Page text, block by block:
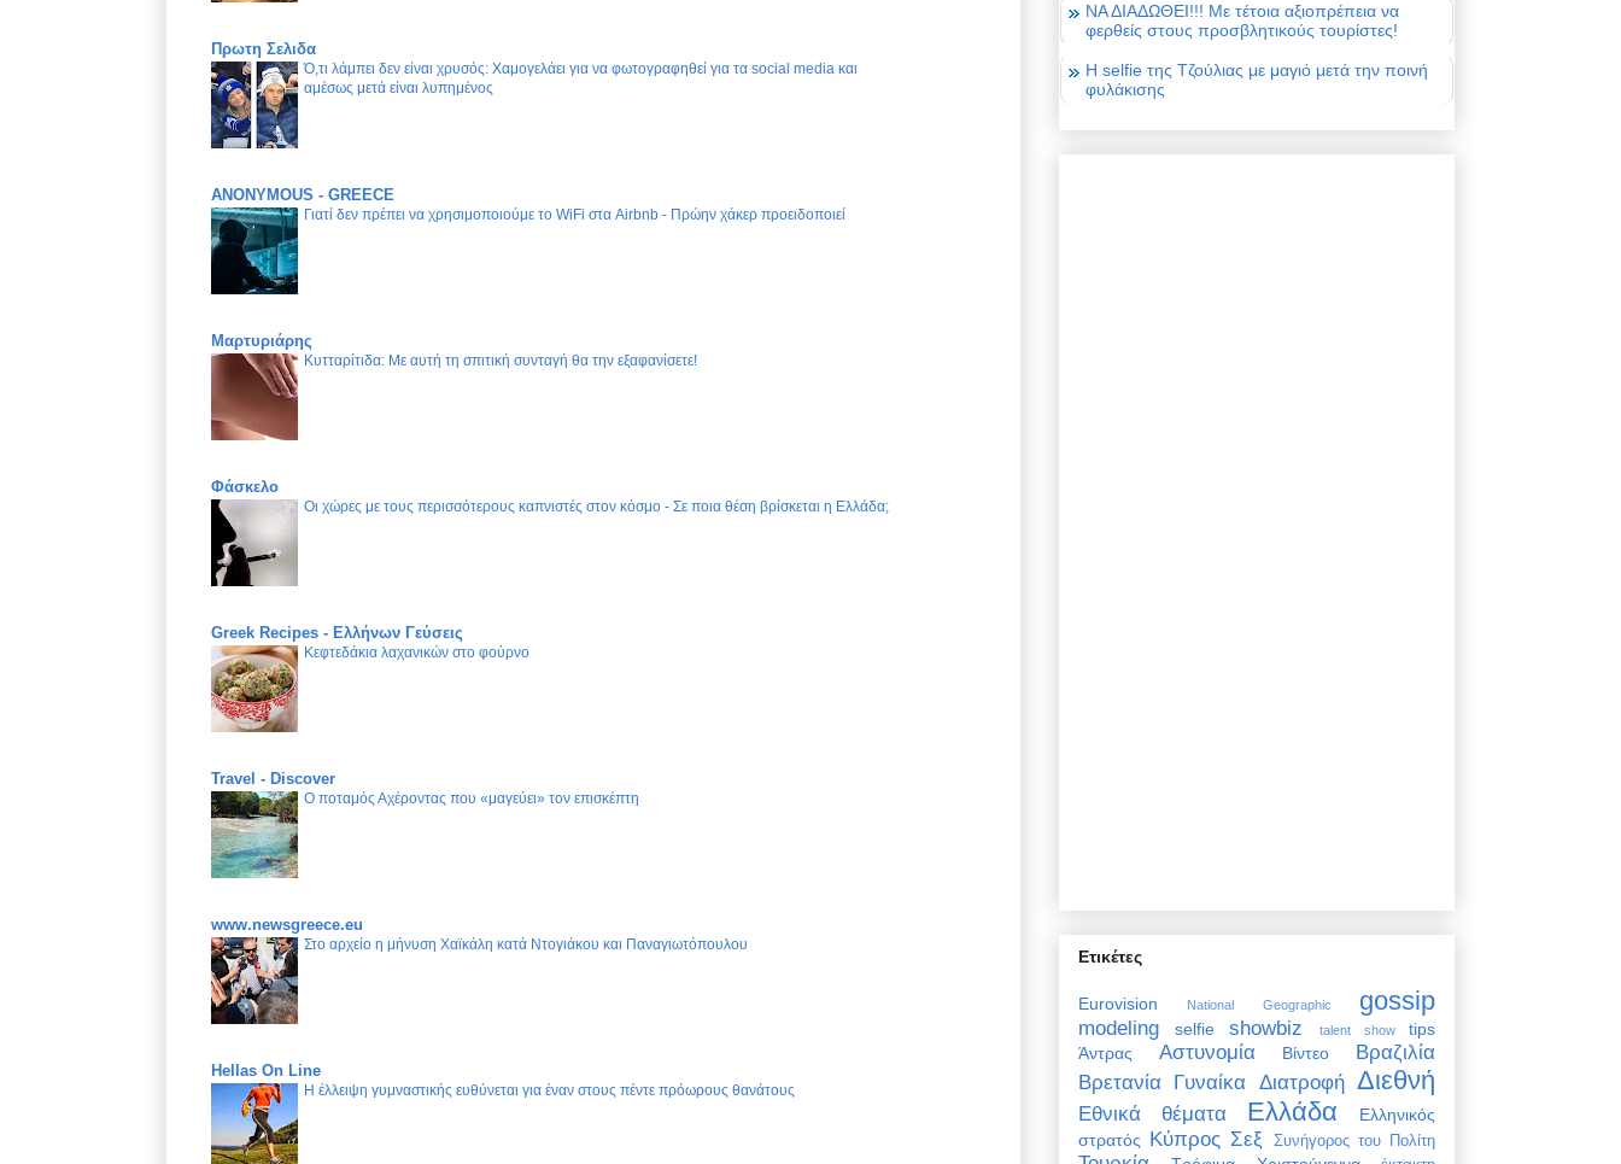
Πρωτη Σελιδα
Ό,τι λάμπει δεν είναι χρυσός: Χαμογελάει για να φωτογραφηθεί για τα social media και
αμέσως μετά είναι λυπημένος
ANONYMOUS - GREECE
Γιατί δεν πρέπει να χρησιμοποιούμε το WiFi στα Airbnb - Πρώην χάκερ προειδοποιεί
Μαρτυριάρης
Κυτταρίτιδα: Με αυτή τη σπιτική συνταγή θα την εξαφανίσετε!
Φάσκελο
Οι χώρες με τους περισσότερους καπνιστές στον κόσμο - Σε ποια θέση βρίσκεται η Ελλάδα;
Greek Recipes - Ελλήνων Γεύσεις
Κεφτεδάκια λαχανικών στο φούρνο
Travel - Discover
Ο ποταμός Αχέροντας που «μαγεύει» τον επισκέπτη
www.newsgreece.eu
Στο αρχείο η μήνυση Χαϊκάλη κατά Ντογιάκου και Παναγιωτόπουλου
Hellas On Line
Η έλλειψη γυμναστικής ευθύνεται για έναν στους πέντε πρόωρους θανάτους
ΝΑ ΔΙΑΔΩΘΕΙ!!! Με τέτοια αξιοπρέπεια να
φερθείς στους προσβλητικούς τουρίστες!
Η selfie της Τζούλιας με μαγιό μετά την ποινή
φυλάκισης
Ετικέτες
Eurovision National Geographic gossip
modeling selfie showbiz talent show
tips
Άντρας
Αστυνομία Βίντεο
Βραζιλία
Βρετανία Γυναίκα Διατροφή Διεθνή
Εθνικά θέματα Ελλάδα
Ελληνικός
στρατός Κύπρος Σεξ Συνήγορος του Πολίτη